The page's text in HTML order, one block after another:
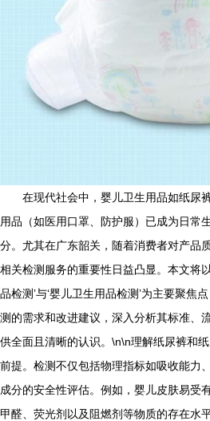
在现代社会中，婴儿卫生用品如纸尿
用品（如医用口罩、防护服）已成为日常
分。尤其在广东韶关，随着消费者对产品
相关检测服务的重要性日益凸显。本文将
品检测’与‘婴儿卫生用品检测’为主要聚焦
测的需求和改进建议，深入分析其标准、
供全面且清晰的认识。\n\n理解纸尿裤和
前提。检测不仅包括物理指标如吸收能力
成分的安全性评估。例如，婴儿皮肤易受
甲醛、荧光剂以及阻燃剂等物质的存在水